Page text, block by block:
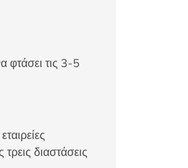
φτάσει τις 3-5
διαστάσεις